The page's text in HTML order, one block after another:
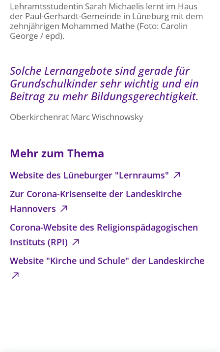
Lehramtsstudentin Sarah Michaelis lernt im Haus
der Paul-Gerhardt-Gemeinde in Lüneburg mit dem
zehnjährigen Mohammed Mathe (Foto: Carolin
George / epd).
Solche Lernangebote sind gerade für
Grundschulkinder sehr wichtig und ein
Beitrag zu mehr Bildungsgerechtigkeit.
Oberkirchenrat Marc Wischnowsky
Mehr zum Thema
Website des Lüneburger "Lernraums"
Zur Corona-Krisenseite der Landeskirche
Hannovers
Corona-Website des Religionspädagogischen
Instituts (RPI)
Website "Kirche und Schule" der Landeskirche